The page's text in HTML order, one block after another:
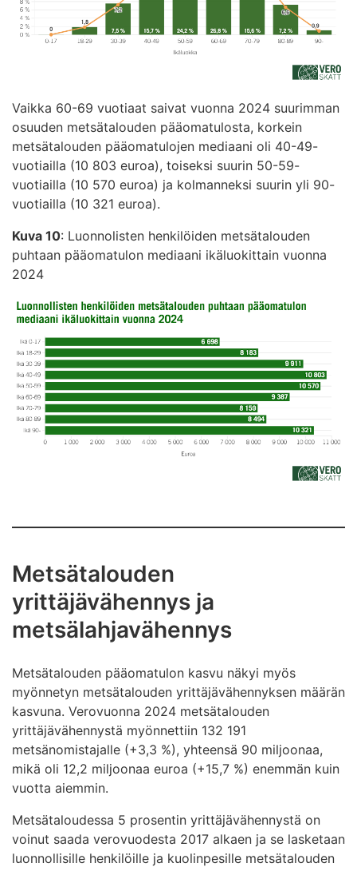
Vaikka 60-69 vuotiaat saivat vuonna 2024 suurimman
osuuden metsätalouden pääomatulosta, korkein
metsätalouden pääomatulojen mediaani oli 40-49-
vuotiailla (10 803 euroa), toiseksi suurin 50-59-
vuotiailla (10 570 euroa) ja kolmanneksi suurin yli 90-
vuotiailla (10 321 euroa).
Kuva 10: Luonnolisten henkilöiden metsätalouden
puhtaan pääomatulon mediaani ikäluokittain vuonna
2024
Metsätalouden
yrittäjävähennys ja
metsälahjavähennys
Metsätalouden pääomatulon kasvu näkyi myös
myönnetyn metsätalouden yrittäjävähennyksen määrän
kasvuna. Verovuonna 2024 metsätalouden
yrittäjävähennystä myönnettiin 132 191
metsänomistajalle (+3,3 %), yhteensä 90 miljoonaa,
mikä oli 12,2 miljoonaa euroa (+15,7 %) enemmän kuin
vuotta aiemmin.
Metsätaloudessa 5 prosentin yrittäjävähennystä on
voinut saada verovuodesta 2017 alkaen ja se lasketaan
luonnollisille henkilöille ja kuolinpesille metsätalouden